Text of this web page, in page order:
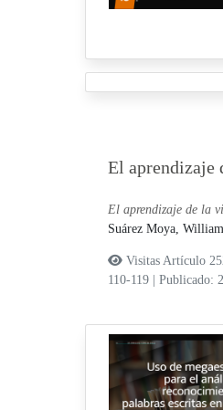
El aprendizaje
El aprendizaje de la
Suárez Moya,
Visitas Artículo
110-119
Publicado: